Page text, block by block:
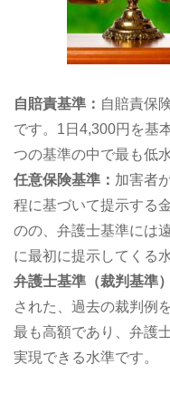
自賠責基準： 自賠責保
です。1日4,300円を基
つの基準の中で最も低
任意保険基準： 加害者
程に基づいて提示する
のの、弁護士基準には
に最初に提示してくる
弁護士基準（裁判基準
された、過去の裁判例
最も高額であり、弁護
実現できる水準です。